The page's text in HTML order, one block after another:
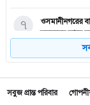
‎ওসমানীনগরের
স্বজনদের কাছে
৭
টাঙ্গুয়ার হাওরে
৮
তাহিরপুরে কলেজ
সবুজ প্রান্ত পরিবার